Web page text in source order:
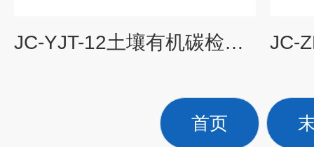
JC-YJT-12土壤有机碳检测仪
首页